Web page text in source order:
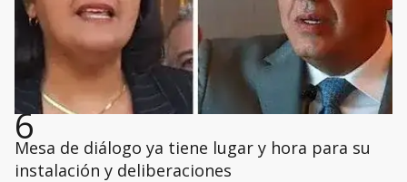
6
Mesa de diálogo ya tiene lugar y hora para su
instalación y deliberaciones